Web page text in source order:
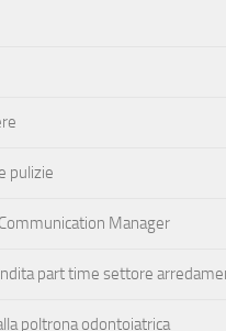
pulizie
Manager
part time settore
poltrona odontoiatrica